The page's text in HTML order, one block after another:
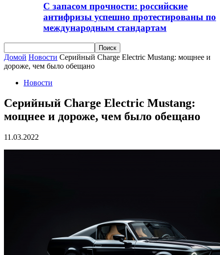
С запасом прочности: российские
антифризы успешно протестированы по
международным стандартам
Домой Новости Серийный Charge Electric Mustang: мощнее и
дороже, чем было обещано
Новости
Серийный Charge Electric Mustang:
мощнее и дороже, чем было обещано
11.03.2022